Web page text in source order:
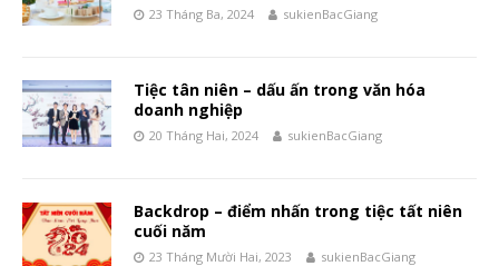
23 Tháng Ba, 2024 sukienBacGiang
Tiệc tân niên – dấu ấn trong văn hóa
doanh nghiệp
20 Tháng Hai, 2024 sukienBacGiang
Backdrop – điểm nhấn trong tiệc tất niên
cuối năm
23 Tháng Mười Hai, 2023 sukienBacGiang